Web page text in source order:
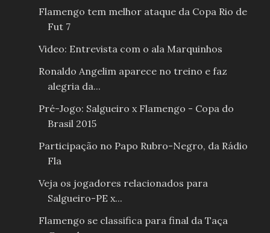
Flamengo tem melhor ataque da Copa Rio de
Fut 7
Video: Entrevista com o ala Marquinhos
Ronaldo Angelim aparece no treino e faz
alegria da...
Pré-Jogo: Salgueiro x Flamengo - Copa do
Brasil 2015
Participação no Papo Rubro-Negro, da Rádio
Fla
Veja os jogadores relacionados para
Salgueiro-PE x...
Flamengo se classifica para final da Taça